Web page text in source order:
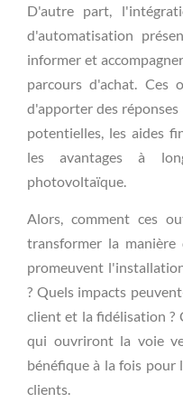
D'autre part,
d'automatisation
informer et
parcours d'achat. Ces
d'apporter des
potentielles, les aides
les avantages à
photovoltaïque.
Alors, comment ces
transformer la manière
promeuvent
? Quels impacts
client et la fidélisation ?
qui ouvriront la voie
bénéfique à la fois pour
clients.